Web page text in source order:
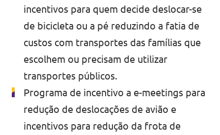
incentivos para quem decide deslocar-se
de bicicleta ou a pé reduzindo a fatia de
custos com transportes das famílias que
escolhem ou precisam de utilizar
transportes públicos.
Programa de incentivo a e-meetings para
redução de deslocações de avião e
incentivos para redução da frota de